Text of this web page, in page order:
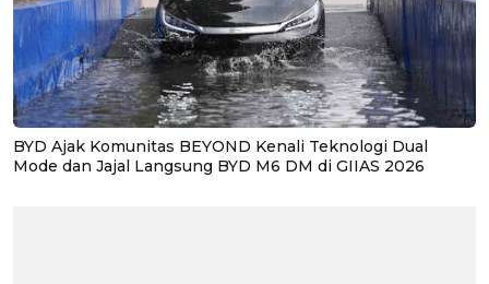
BYD Ajak Komunitas BEYOND Kenali Teknologi Dual
Mode dan Jajal Langsung BYD M6 DM di GIIAS 2026